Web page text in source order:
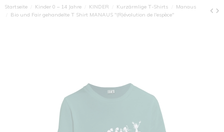
Startseite Kinder 0 – 14 Jahre KINDER Kurzärmlige T-Shirts
Manaus
Bio und Fair gehandelte T Shirt MANAUS "(R)évolution de l'espèce"